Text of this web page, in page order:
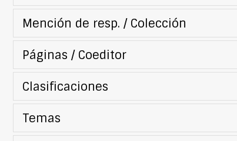
Mención de resp. / Colección
Páginas / Coeditor
Clasificaciones
Temas